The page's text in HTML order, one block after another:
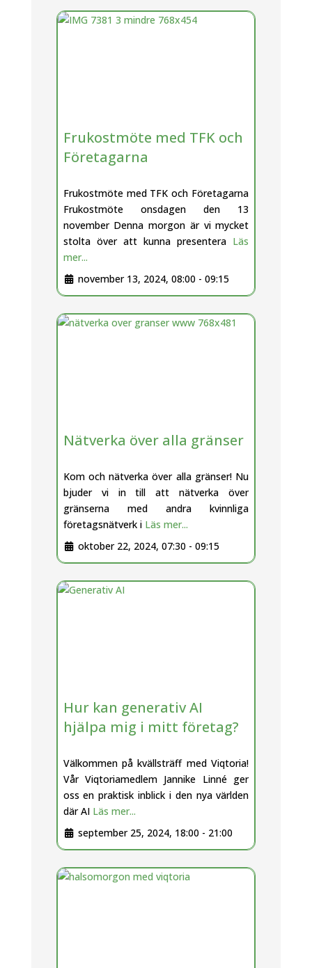
Frukostmöte med TFK och
Företagarna
Frukostmöte med TFK och Företagarna
Frukostmöte onsdagen den 13
november Denna morgon är vi mycket
stolta över att kunna presentera Läs
mer...
november 13, 2024, 08:00 - 09:15
Nätverka över alla gränser
Kom och nätverka över alla gränser! Nu
bjuder vi in till att nätverka över
gränserna med andra kvinnliga
företagsnätverk i Läs mer...
oktober 22, 2024, 07:30 - 09:15
Hur kan generativ AI
hjälpa mig i mitt företag?
Välkommen på kvällsträff med Viqtoria!
Vår Viqtoriamedlem Jannike Linné ger
oss en praktisk inblick i den nya världen
där AI Läs mer...
september 25, 2024, 18:00 - 21:00